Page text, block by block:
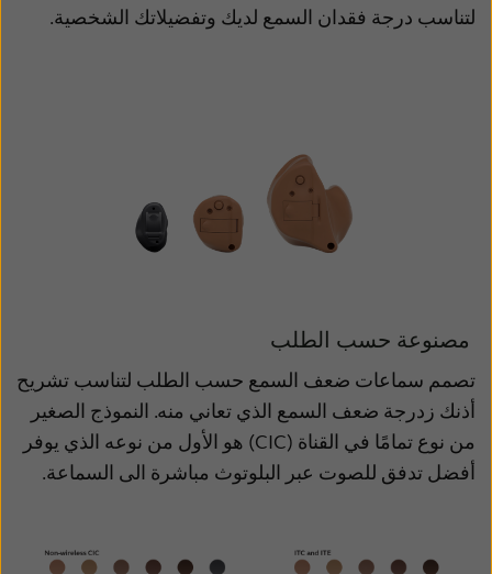
لتناسب درجة فقدان السمع لديك وتفضيلاتك الشخصية.
مصنوعة حسب الطلب
تصمم سماعات ضعف السمع حسب الطلب لتناسب تشريح
أذنك زدرجة ضعف السمع الذي تعاني منه. النموذج الصغير
من نوع تمامًا في القناة (CIC) هو الأول من نوعه الذي يوفر
أفضل تدفق للصوت عبر البلوتوث مباشرة الى السماعة.